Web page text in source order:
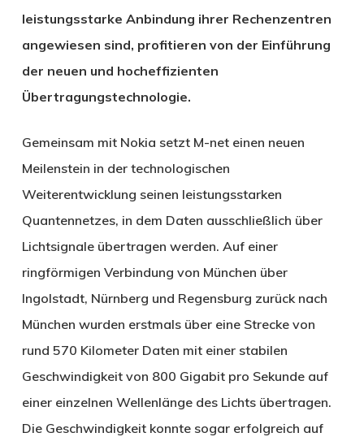
leistungsstarke Anbindung ihrer Rechenzentren
angewiesen sind, profitieren von der Einführung
der neuen und hocheffizienten
Übertragungstechnologie.
Gemeinsam mit Nokia setzt M-net einen neuen
Meilenstein in der technologischen
Weiterentwicklung seinen leistungsstarken
Quantennetzes, in dem Daten ausschließlich über
Lichtsignale übertragen werden. Auf einer
ringförmigen Verbindung von München über
Ingolstadt, Nürnberg und Regensburg zurück nach
München wurden erstmals über eine Strecke von
rund 570 Kilometer Daten mit einer stabilen
Geschwindigkeit von 800 Gigabit pro Sekunde auf
einer einzelnen Wellenlänge des Lichts übertragen.
Die Geschwindigkeit konnte sogar erfolgreich auf